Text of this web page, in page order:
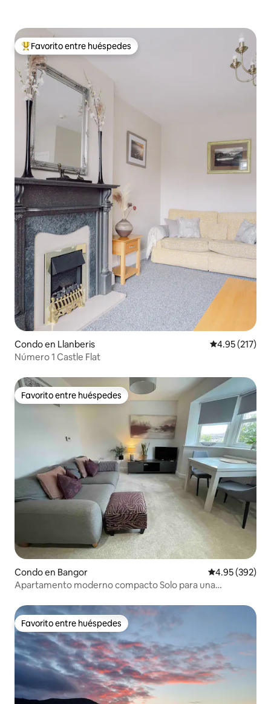
Favorito entre huéspedes preferido
Favorito entre huéspedes
Condo en Llanberis Calificación
4.95 (217)
Número 1 Castle Flat
Favorito entre huéspedes
Favorito entre huéspedes
Condo en Bangor Calificación
4.95 (392)
Apartamento moderno compacto Solo para una
Favorito entre huéspedes
Favorito entre huéspedes